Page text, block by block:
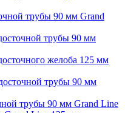
трубы 90 мм Grand
трубы 90 мм
желоба 125 мм
трубы 90 мм
трубы 90 мм Grand Line